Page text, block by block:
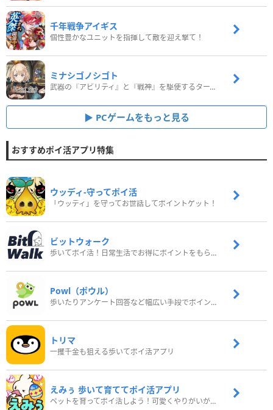
千年戦争アイギス
個性豊かなユニットを指揮して敵を迎え撃て！
ミナシゴノシゴト
武器の『アビリティ』と『戦神』を駆使するターン制コマンドバトルRPG！
PCゲームをもっと見る
おすすめポイ活アプリ特集
ウッディ‐守ってポイ活
「ウッディ」を守ってお世話してポイントゲット！
ビットウォーク
歩いてポイ活！日常生活でお得にポイントをもらおう
Powl（ポウル）
歩いたりアンケート回答など幅広い手段でポイントをゲット
トリマ
一攫千金も狙える歩いてポイ活アプリ
えみぅ 歩いて育ててポイ活アプリ
ペットを育ってポイ活しよう！可愛くやりがいがある新感覚アプリ